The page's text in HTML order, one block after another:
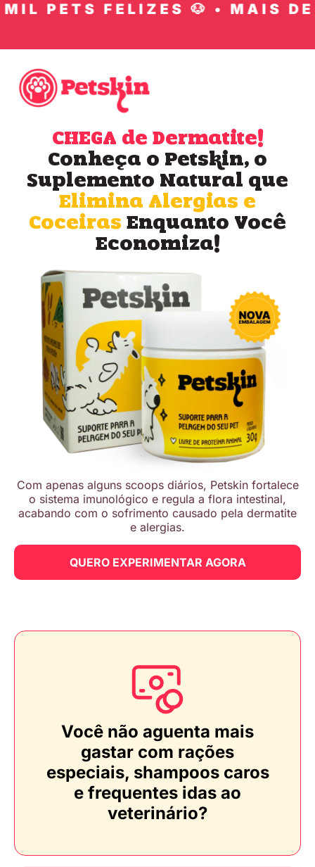
PETS FELIZES 🐶 • MAIS DE
CHEGA de Dermatite!
Conheça o Petskin, o
Suplemento Natural que
Elimina Alergias e
CoceirasEnquanto Você
Economiza!
Com apenas alguns scoops diários, Petskin fortalece
o sistema imunológico e regula a flora intestinal,
acabando com o sofrimento causado pela dermatite
e alergias.
QUERO EXPERIMENTAR AGORA
Você não aguenta mais
gastar com rações
especiais, shampoos caros
e frequentes idas ao
veterinário?